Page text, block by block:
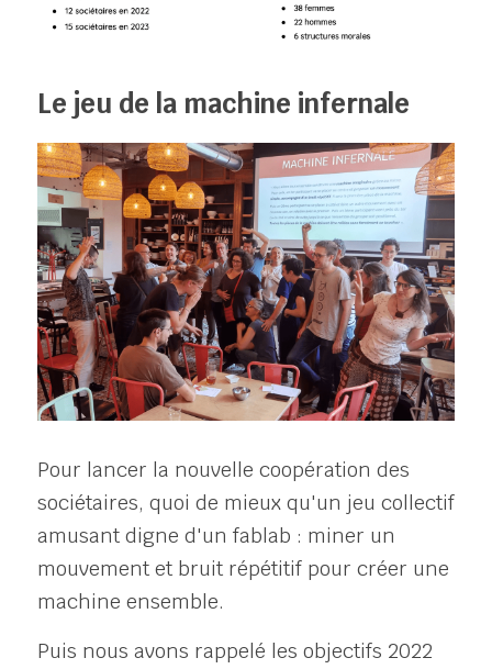
Le jeu de la machine infernale
Pour lancer la nouvelle coopération des
sociétaires, quoi de mieux qu'un jeu collectif
amusant digne d'un fablab : miner un
mouvement et bruit répétitif pour créer une
machine ensemble.
Puis nous avons rappelé les objectifs 2022